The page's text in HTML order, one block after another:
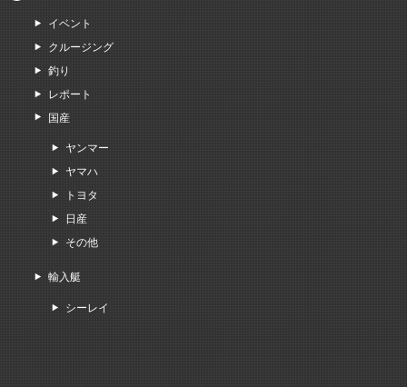
イベント
クルージング
釣り
レポート
国産
ヤンマー
ヤマハ
トヨタ
日産
その他
輸入艇
シーレイ